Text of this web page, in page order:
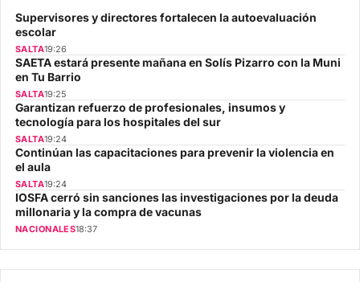
Supervisores y directores fortalecen la autoevaluación
escolar
SALTA19:26
SAETA estará presente mañana en Solís Pizarro con la Muni
en Tu Barrio
SALTA19:25
Garantizan refuerzo de profesionales, insumos y
tecnología para los hospitales del sur
SALTA19:24
Continúan las capacitaciones para prevenir la violencia en
el aula
SALTA19:24
IOSFA cerró sin sanciones las investigaciones por la deuda
millonaria y la compra de vacunas
NACIONALES18:37